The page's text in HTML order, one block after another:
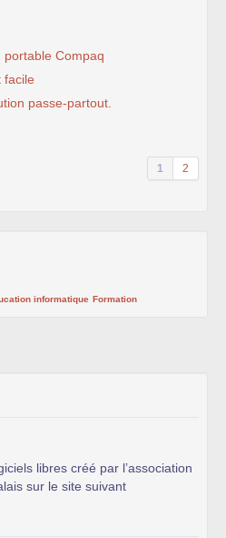
Compaq
facile
passe-partout.
1 2
informatique Formation
libres créé par l’association
sur le site suivant